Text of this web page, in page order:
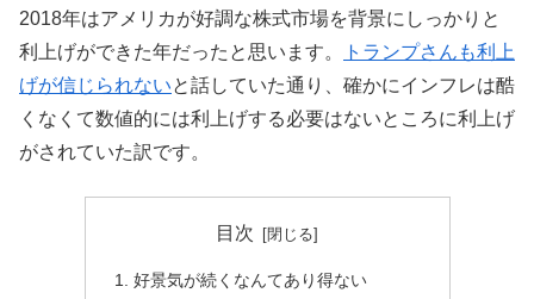
2018年はアメリカが好調な株式市場を背景にしっかりと
利上げができた年だったと思います。
トランプさんも利上
げが信じられないと話していた通り、確かにインフレは酷
くなくて数値的には利上げする必要はないところに利上げ
がされていた訳です。
目次
好景気が続くなんてあり得ない